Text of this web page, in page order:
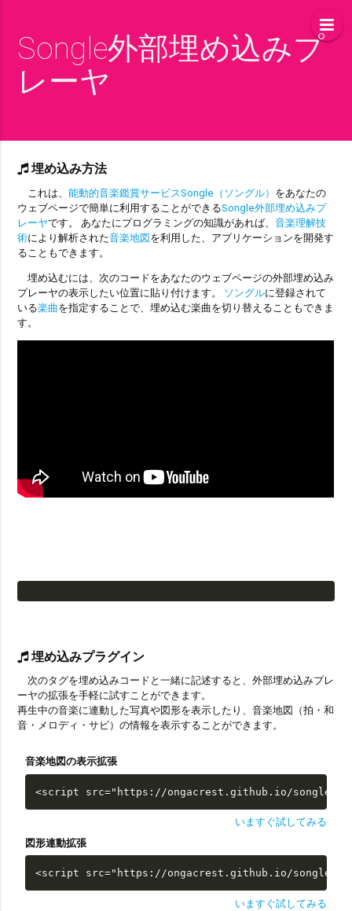
Songle外部埋め込みプ
レーヤ
埋め込み方法
これは、能動的音楽鑑賞サービスSongle（ソングル） をあなたの
ウェブページで簡単に利用することができるSongle外部埋め込みプ
レーヤです。 あなたにプログラミングの知識があれば、音楽理解技
術により解析された音楽地図を利用した、アプリケーションを開発す
ることもできます。
埋め込むには、次のコードをあなたのウェブページの外部埋め込み
プレーヤの表示したい位置に貼り付けます。 ソングルに登録されて
いる楽曲を指定することで、埋め込む楽曲を切り替えることもできま
す。
埋め込みプラグイン
次のタグを埋め込みコードと一緒に記述すると、外部埋め込みプレ
ーヤの拡張を手軽に試すことができます。
再生中の音楽に連動した写真や図形を表示したり、音楽地図（拍・和
音・メロディ・サビ）の情報を表示することができます。
音楽地図の表示拡張
<script src="https://ongacrest.github.io/songle-
いますぐ試してみる
図形連動拡張
<script src="https://ongacrest.github.io/songle-
いますぐ試してみる